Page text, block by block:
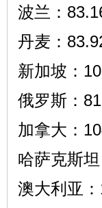
波兰：
丹麦：
新加坡：
俄罗斯：
加拿大：
哈萨克斯
澳大利亚